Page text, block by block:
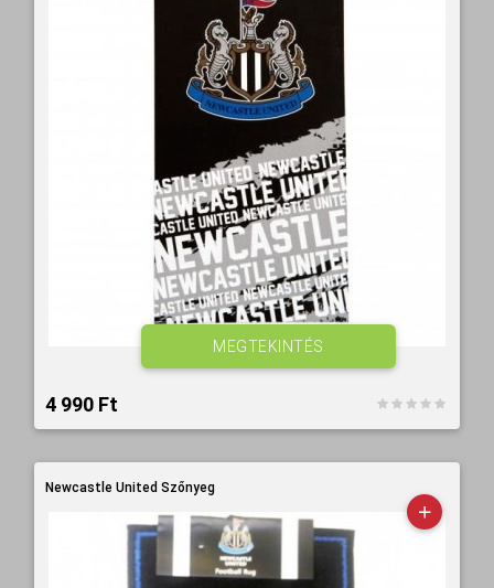
4 990 Ft‎
MEGTEKINTÉS
Newcastle United Szőnyeg